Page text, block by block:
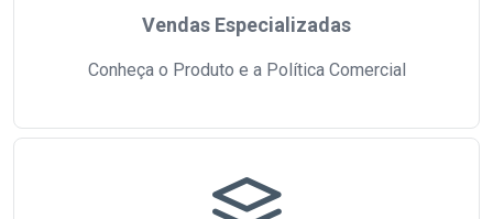
Vendas Especializadas
Conheça o Produto e a Política Comercial